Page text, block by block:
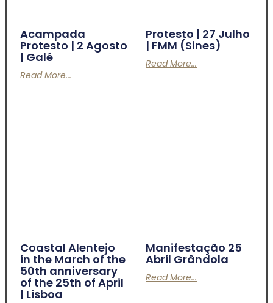
Acampada
Protesto | 2 Agosto
| Galé
Read More...
Protesto | 27 Julho
| FMM (Sines)
Read More...
Coastal Alentejo
in the March of the
50th anniversary
of the 25th of April
| Lisboa
Manifestação 25
Abril Grândola
Read More...